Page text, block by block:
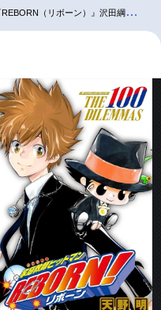
トレンド 無料マンガ
声優記事一覧
実写化映画一覧
夏アニメ
REBORN（リボーン）』沢田綱吉が持つ“ボス適正”とカッコよさ【考察】